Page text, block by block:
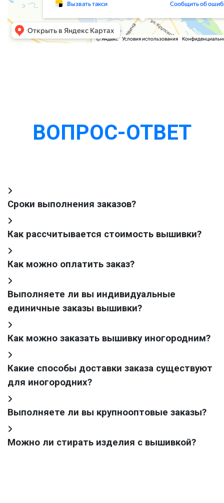
ВОПРОС-ОТВЕТ
Сроки выполнения заказов?
Как рассчитывается стоимость вышивки?
Как можно оплатить заказ?
Выполняете ли вы индивидуальные
единичные заказы вышивки?
Как можно заказать вышивку иногородним?
Какие способы доставки заказа существуют
для иногородних?
Выполняете ли вы крупнооптовые заказы?
Можно ли стирать изделия с вышивкой?